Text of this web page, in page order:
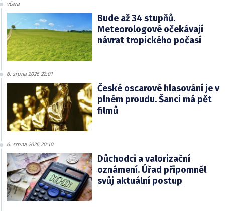
včera
Bude až 34 stupňů.
Meteorologové očekávají
návrat tropického počasí
6. srpna 2026 22:01
České oscarové hlasování je v
plném proudu. Šanci má pět
filmů
6. srpna 2026 20:10
Důchodci a valorizační
oznámení. Úřad připomněl
svůj aktuální postup